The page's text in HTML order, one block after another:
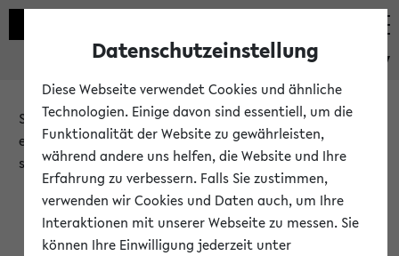
eKVV
Sie möchten auf eine eKVV Funktion zugreifen, die Ihnen
erst nach einer Anmeldung am System zur Verfügung
steht.
Bitte melden Sie sich an:
Datenschutzeinstellung
Diese Webseite verwendet Cookies und ähnliche
Technologien. Einige davon sind essentiell, um die
Funktionalität der Website zu gewährleisten,
während andere uns helfen, die Website und Ihre
Erfahrung zu verbessern. Falls Sie zustimmen,
verwenden wir Cookies und Daten auch, um Ihre
Interaktionen mit unserer Webseite zu messen. Sie
können Ihre Einwilligung jederzeit unter